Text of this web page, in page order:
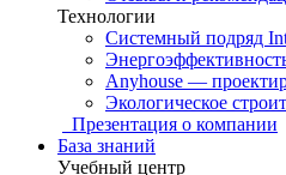
Технологии
Системный подряд
Anyhouse —
Экологическое
Презентация о компании
База знаний
Учебный центр